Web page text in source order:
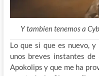
Y tambien tenemos a
Lo que si que es nuevo,
unos breves instantes de
Apokolips y que me ha